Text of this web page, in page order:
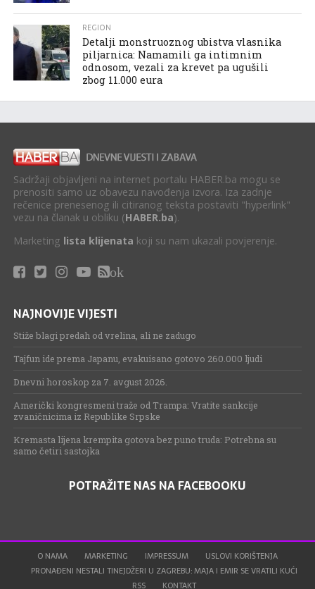
REGION
Detalji monstruoznog ubistva vlasnika
piljarnica: Namamili ga intimnim
odnosom, vezali za krevet pa ugušili
zbog 11.000 eura
Sadržaji objavljeni na internet portalu HABER.ba mogu se
prenositi samo uz obavezu navođenja izvora. Iza zadnje
rečenice prenesenog ili citiranog teksta postaviti "hyperlink"
vezu na članak u obliku (HABER.ba).
Marketing lista klijenata koji su nam ukazali povjerenje.
ok
NAJNOVIJE VIJESTI
Stiže blagi predah od vrelina, ali ne zadugo
Tajfun ide prema Japanu, evakuisano gotovo 260.000 ljudi
Dnevni horoskop za 7. avgust 2026.
Američki kongresmeni traže od Trampa: Vratite sankcije
zvaničnicima iz Republike Srpske
Kremasta lijena krempita gotova bez puno truda: Potrebna su
samo četiri sastojka
POTRAŽITE NAS NA FACEBOOKU
O NAMA MARKETING IMPRESSUM
USLOVI KORIŠTENJA
PRONAĐENI NESTALI TINEJDŽERI U ZAGREBU: MAJA I EMIR SE VRATILI KUĆI
RSS
KONTAKT